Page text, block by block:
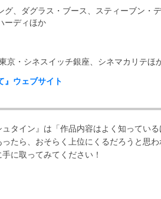
グ、ダグラス・ブース、スティーブン・
ーディほか
京・シネスイッチ銀座、シネマカリテほ
』ウェブサイト
タイン』は「作品内容はよく知ってい
たら、おそらく上位にくるだろうと思
に取ってみてください！